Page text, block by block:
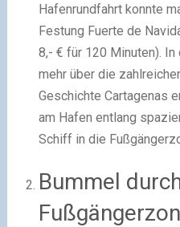
Hafenrundfahrt konnte
Festung Fuerte de
8,- € für 120 Minuten).
mehr über die
Geschichte Cartagenas
am Hafen entlang
Schiff in die
Bummel